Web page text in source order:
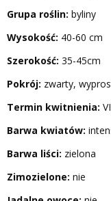
Grupa roślin: byliny
Wysokość: 40-60 cm
Szerokość: 35-45cm
Pokrój: zwarty,
Termin kwitnienia:
Barwa kwiatów:
Barwa liści: zielona
Zimozielone: nie